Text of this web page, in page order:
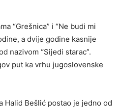
“Grešnica” i “Ne budi mi
a dvije godine kasnije
nazivom “Sijedi starac”.
put ka vrhu jugoslovenske
Halid Bešlić postao je jedno od